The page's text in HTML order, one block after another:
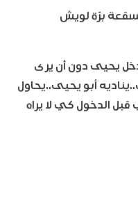
برّة لويش
يحيى دون أن يرى
أبو يحيى..يحاول
الدخول كي لا يراه